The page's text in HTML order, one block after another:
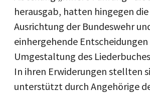
herausgab, hatten hingegen
Ausrichtung der Bundeswehr
einhergehende Entscheidungen
Umgestaltung des
In ihren Erwiderungen stellten
unterstützt durch Angehörige